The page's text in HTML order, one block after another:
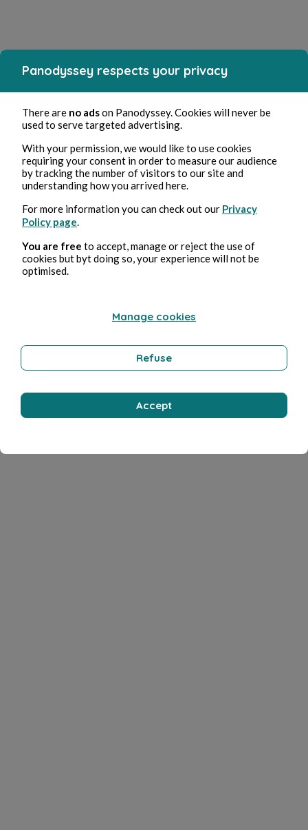
Panodyssey respects your privacy
There are no adson Panodyssey. Cookies will never be
used to serve targeted advertising.
With your permission, we would like to use cookies
requiring your consent in order to measure our audience
by tracking the number of visitors to our site and
understanding how you arrived here.
For more information you can check out our Privacy
Policy page
You are free to accept, manage or reject the use of
cookies but byt doing so, your experience will not be
optimised.
Manage cookies
Refuse
Accept